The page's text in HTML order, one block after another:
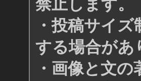
禁止します。
・投稿サイ
する場合があ
・画像と文